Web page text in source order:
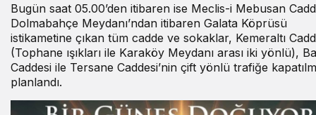
Bugün saat 05.00’den itibaren ise Meclis-i Mebusan
Dolmabahçe Meydanı’ndan itibaren Galata Köprüsü
istikametine çıkan tüm cadde ve sokaklar, Kemeraltı
(Tophane ışıkları ile Karaköy Meydanı arası iki yönlü),
Caddesi ile Tersane Caddesi’nin çift yönlü trafiğe
planlandı.